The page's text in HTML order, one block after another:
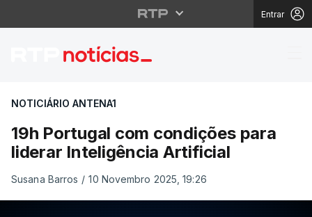
Entrar
19h Portugal com
NOTICIÁRIO ANTENA1
19h Portugal com condições para
liderar Inteligência Artificial
Susana Barros / 10 Novembro 2025, 19:26